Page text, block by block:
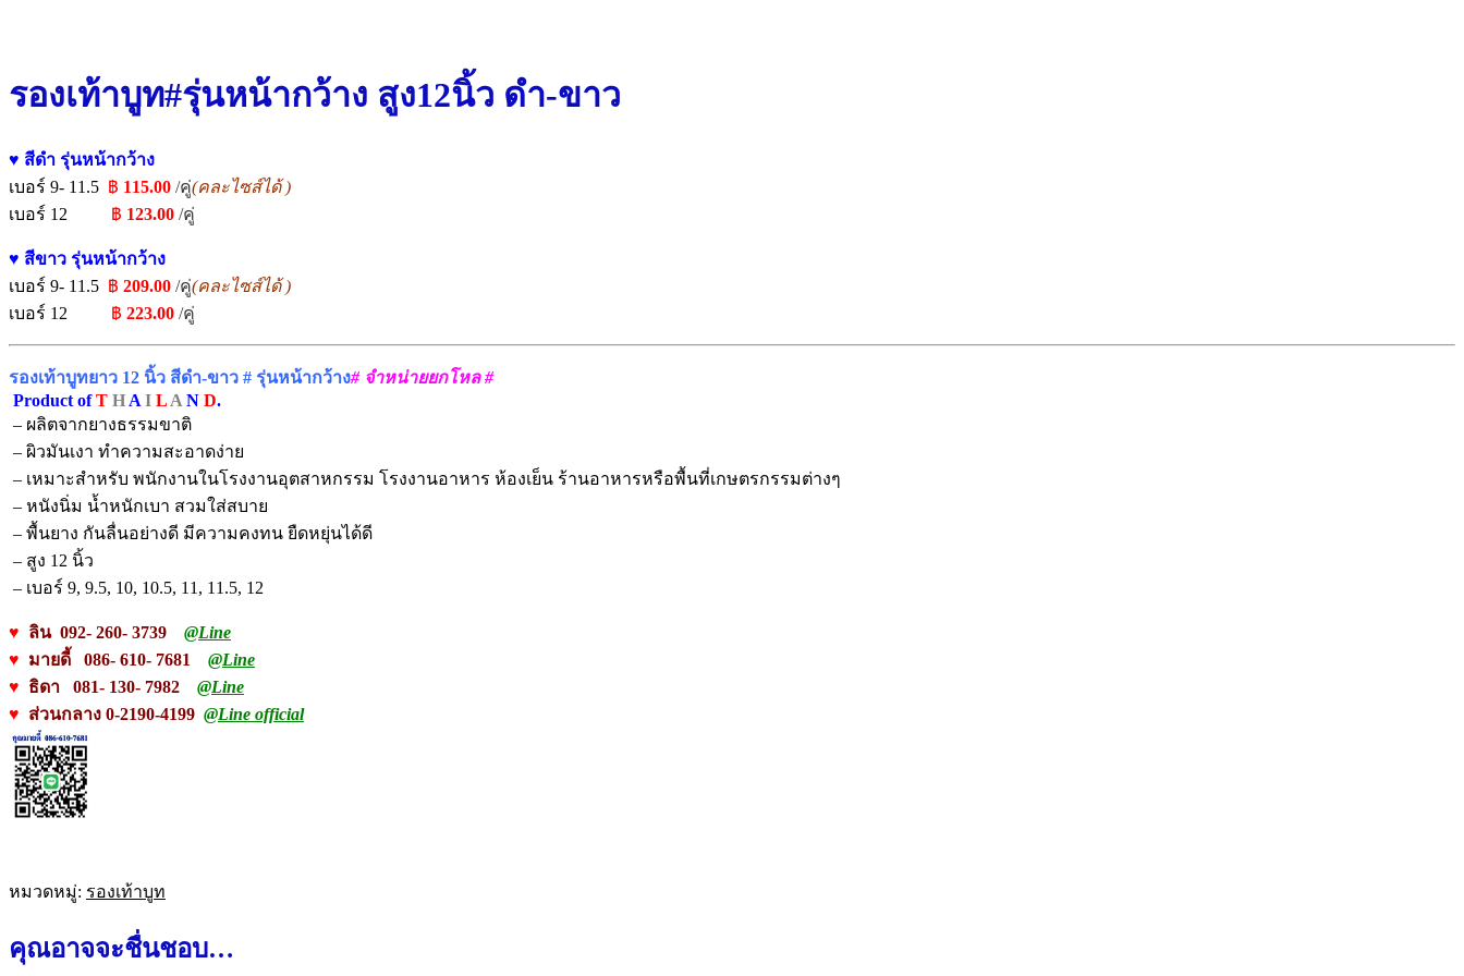
รองเท้าบูท#รุ่นหน้ากว้าง สูง12นิ้ว ดำ-ขาว
♥ สีดำ รุ่นหน้ากว้าง
เบอร์ 9- 11.5 ฿ 115.00 /คู่(คละไซส์ได้ )
เบอร์ 12 ฿ 123.00 /คู่
♥ สีขาว รุ่นหน้ากว้าง
เบอร์ 9- 11.5 ฿ 209.00 /คู่(คละไซส์ได้ )
เบอร์ 12 ฿ 223.00 /คู่
รองเท้าบูทยาว 12 นิ้ว สีดำ-ขาว # รุ่นหน้ากว้าง# จำหน่ายยกโหล #
Product ofT H A I L A N D.
– ผลิตจากยางธรรมขาติ
– ผิวมันเงา ทำความสะอาดง่าย
– เหมาะสำหรับ พนักงานในโรงงานอุตสาหกรรม โรงงานอาหาร ห้องเย็น ร้านอาหารหรือพื้นที่เกษตรกรรมต่างๆ
– หนังนิ่ม น้ำหนักเบา สวมใส่สบาย
– พื้นยาง กันลื่นอย่างดี มีความคงทน ยืดหยุ่นได้ดี
– สูง 12 นิ้ว
– เบอร์ 9, 9.5, 10, 10.5, 11, 11.5, 12
♥ ลิน 092- 260- 3739 @Line
♥ มายดี้ 086- 610- 7681 @Line
♥ ธิดา 081- 130- 7982
@Line
♥ ส่วนกลาง 0-2190-4199 @Line official
หมวดหมู่: รองเท้าบูท
คุณอาจจะชื่นชอบ…